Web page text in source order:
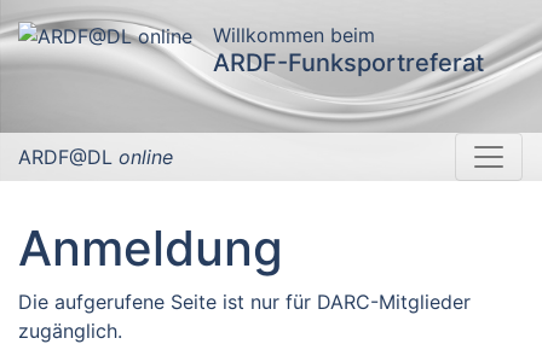
Willkommen beim
ARDF-Funksportreferat
ARDF@DL online
Anmeldung
Die aufgerufene Seite ist nur für DARC-Mitglieder
zugänglich.